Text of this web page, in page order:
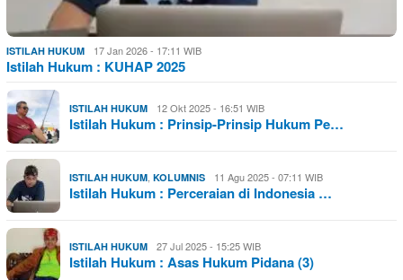
ISTILAH HUKUM 17 Jan 2026 - 17:11 WIB
Istilah Hukum : KUHAP 2025
ISTILAH HUKUM 12 Okt 2025 - 16:51 WIB
Istilah Hukum : Prinsip-Prinsip Hukum Pe…
ISTILAH HUKUM KOLUMNIS 11 Agu 2025 - 07:11 WIB
Istilah Hukum : Perceraian di Indonesia …
ISTILAH HUKUM 27 Jul 2025 - 15:25 WIB
Istilah Hukum : Asas Hukum Pidana (3)